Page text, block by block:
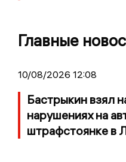
Главные
10/08/2026 12:08
Бастрыкин взял
нарушениях на
штрафстоянке в